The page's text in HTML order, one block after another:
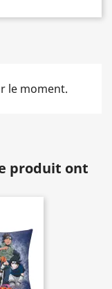
le moment.
produit ont